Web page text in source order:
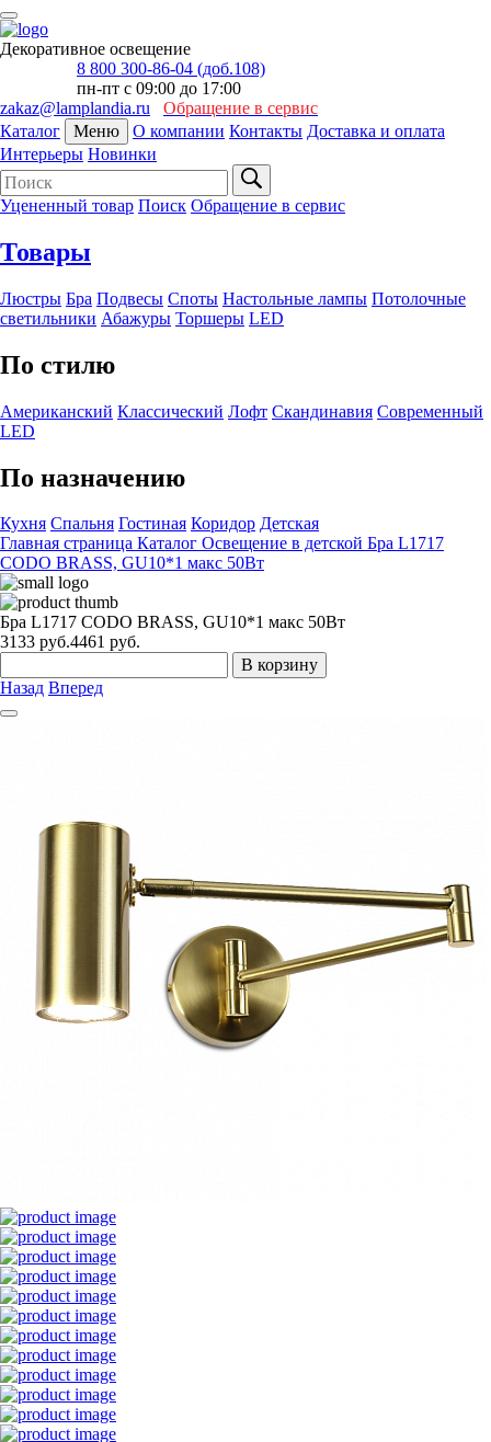
Декоративное освещение
8 800 300-86-04 (доб.108)
пн-пт с 09:00 до 17:00
zakaz@lamplandia.ru
Обращение в сервис
Каталог
Меню О компании Контакты Доставка и оплата
Интерьеры Новинки
Уцененный товар Поиск Обращение в сервис
Товары
Люстры Бра Подвесы Споты Настольные лампы Потолочные
светильники Абажуры Торшеры LED
По стилю
Американский Классический Лофт Скандинавия Современный
LED
По назначению
Кухня Спальня Гостиная Коридор Детская
Главная страница Каталог Освещение в детской Бра L1717
CODO BRASS, GU10*1 макс 50Вт
Бра L1717 CODO BRASS, GU10*1 макс 50Вт
3133 руб.4461 руб.
В корзину
Назад Вперед